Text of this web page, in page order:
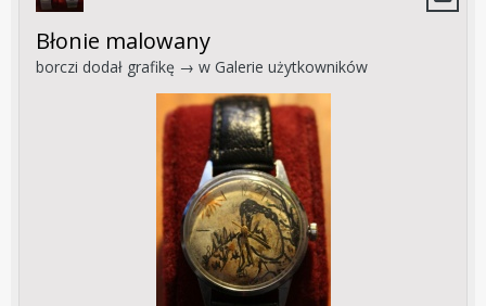
Błonie malowany
borczi dodał grafikę → w Galerie użytkowników